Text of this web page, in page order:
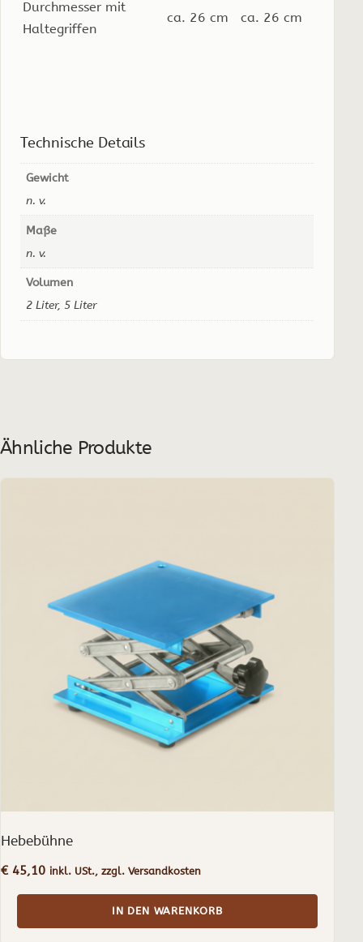
Durchmesser mit
Haltegriffen
ca. 26 cm ca. 26 cm
Technische Details
Gewicht
n. v.
Maße
n. v.
Volumen
2 Liter, 5 Liter
Ähnliche Produkte
Hebebühne
€45,10 inkl. USt., zzgl. Versandkosten
IN DEN WARENKORB